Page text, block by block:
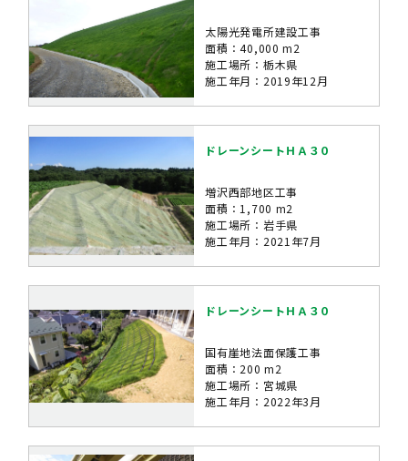
太陽光発電所建設工事
面積：40,000 m2
施工場所：栃木県
施工年月：2019年12月
ドレーンシートＨＡ３０
増沢西部地区工事
面積：1,700 m2
施工場所：岩手県
施工年月：2021年7月
ドレーンシートＨＡ３０
国有崖地法面保護工事
面積：200 m2
施工場所：宮城県
施工年月：2022年3月